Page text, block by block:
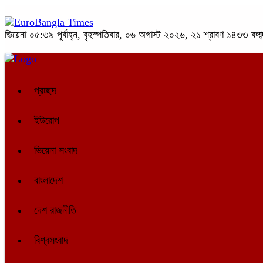
ভিয়েনা ০৫:৩৯ পূর্বাহ্ন, বৃহস্পতিবার, ০৬ অগাস্ট ২০২৬, ২১ শ্রাবণ ১৪৩৩
প্রচ্ছদ
ইউরোপ
ভিয়েনা সংবাদ
বাংলাদেশ
দেশ রাজনীতি
বিশ্বসংবাদ